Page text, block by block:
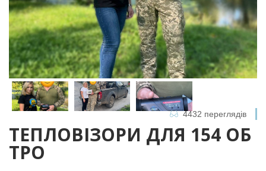
4432 переглядів
ТЕПЛОВІЗОРИ ДЛЯ 154 ОБ
ТРО